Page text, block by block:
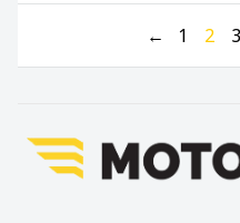
← 1 2 3